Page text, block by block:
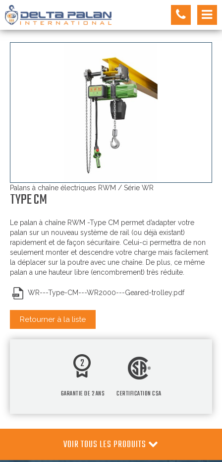
Palans à chaîne électriques RWM / Série WR
TYPE CM
Le palan à chaîne RWM -Type CM permet d’adapter votre
palan sur un nouveau système de rail (ou déjà existant)
rapidement et de façon sécuritaire. Celui-ci permettra de non
seulement monter et descendre votre charge mais facilement
la déplacer sur la poutre avec une chaîne. De plus, ce même
palan a une hauteur libre (encombrement) très réduite.
WR---Type-CM---WR2000---Geared-trolley.pdf
Retourner à la liste
GARANTIE DE 2 ANS CERTIFICATION CSA
VOIR TOUS LES PRODUITS